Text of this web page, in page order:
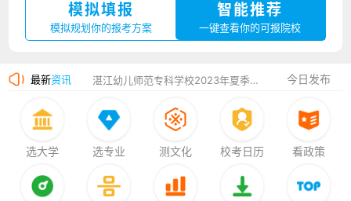
模拟填报
模拟规划你的报考方案
智能推荐
一键查看你的可报院校
最新资讯
厦门大学嘉庚学院2023年艺术类招生简章
湛江幼儿师范专科学校2023年夏季高考招生简章
香港中文大学（深圳）2023年夏季高考招生简章
今日发布
选大学 选专业 测文化 校考日历 看政策